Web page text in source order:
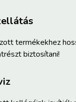
termékekhez
biztosítani!